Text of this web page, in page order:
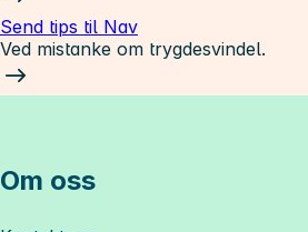
Send tips til Nav
Ved mistanke om trygdesvindel.
Om oss